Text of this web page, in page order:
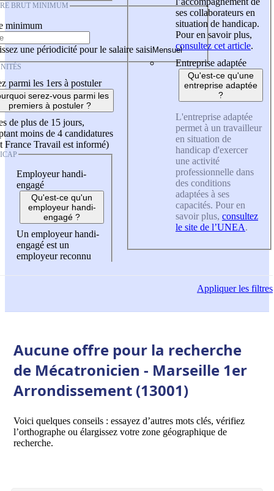
BRUT MINIMUM
minimum
une périodicité pour le salaire saisi
parmi les 1ers à postuler
serez-vous parmi les
premiers à postuler ?
de plus de 15 jours,
moins de 4 candidatures
France Travail est informé)
Employeur handi-
engagé
Qu'est-ce qu'un
employeur handi-
engagé ?
Un employeur handi-
engagé est un
employeur reconnu
ses collaborateurs en
situation de handicap.
Pour en savoir plus,
consultez cet article.
Entreprise adaptée
Qu'est-ce qu'une
entreprise adaptée
?
L'entreprise adaptée
permet à un travailleur
en situation de
handicap d'exercer
une activité
professionnelle dans
des conditions
adaptées à ses
capacités. Pour en
savoir plus, consultez
le site de l’UNEA.
Appliquerles filtres
Aucune offre pour la recherche
de Mécatronicien - Marseille 1er
Arrondissement (13001)
Voici quelques conseils : essayez d’autres mots clés, vérifiez
l’orthographe ou élargissez votre zone géographique de
recherche.